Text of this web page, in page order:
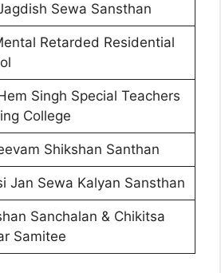
Sewa Sansthan
Retarded Residential
Singh Special Teachers
College
Shikshan Santhan
Jan Sewa Kalyan Sansthan
Sanchalan & Chikitsa
Samitee